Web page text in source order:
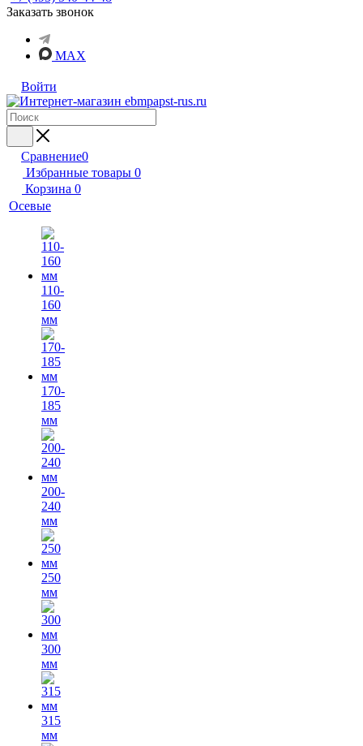
Заказать звонок
MAX
Войти
Сравнение0
Избранные товары 0
Корзина 0
Осевые
110-
160
мм
170-
185
мм
200-
240
мм
250
мм
300
мм
315
мм